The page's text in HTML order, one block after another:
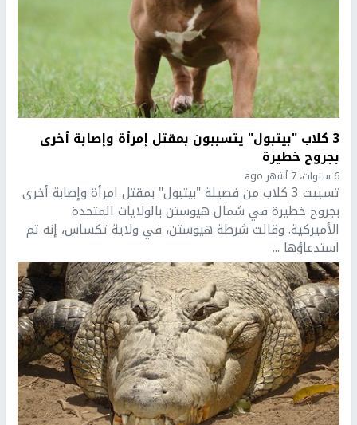
3 كلاب "بيتبول" يتسببون بمقتل إمرأة وإصابة أخرى
بجروح خطيرة
6 سنوات، 7 أشهر ago
تسببت 3 كلاب من فصيلة "بيتبول" بمقتل امرأة وإصابة أخرى
بجروح خطيرة في شمال هيوستن بالولايات المتحدة
الأميركية. وقالت شرطة هيوستن، في ولاية تكساس، إنه تم
استدعاؤها ...